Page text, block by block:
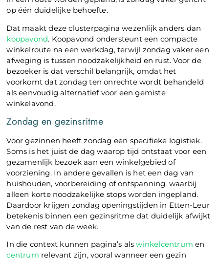
op één duidelijke behoefte.
Dat maakt deze clusterpagina wezenlijk anders dan
koopavond. Koopavond ondersteunt een compacte
winkelroute na een werkdag, terwijl zondag vaker een
afweging is tussen noodzakelijkheid en rust. Voor de
bezoeker is dat verschil belangrijk, omdat het
voorkomt dat zondag ten onrechte wordt behandeld
als eenvoudig alternatief voor een gemiste
winkelavond.
Zondag en gezinsritme
Voor gezinnen heeft zondag een specifieke logistiek.
Soms is het juist de dag waarop tijd ontstaat voor een
gezamenlijk bezoek aan een winkelgebied of
voorziening. In andere gevallen is het een dag van
huishouden, voorbereiding of ontspanning, waarbij
alleen korte noodzakelijke stops worden ingepland.
Daardoor krijgen zondag openingstijden in Etten-Leur
betekenis binnen een gezinsritme dat duidelijk afwijkt
van de rest van de week.
In die context kunnen pagina’s alswinkelcentrum en
centrum relevant zijn, vooral wanneer een gezin